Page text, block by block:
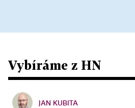
Vybíráme z HN
JAN KUBITA